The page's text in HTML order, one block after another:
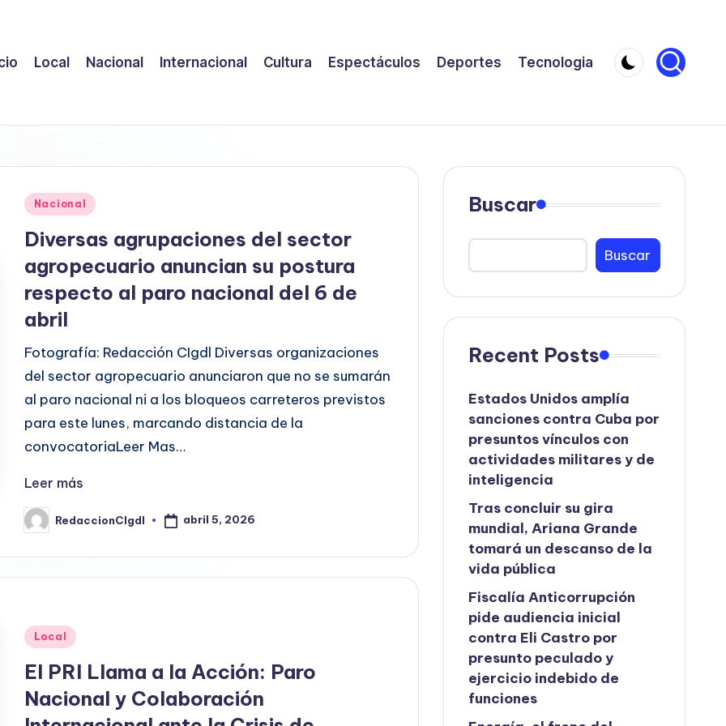
Local Nacional Internacional Cultura Espectáculos Deportes Tecnologia
Publicado
Nacional
Diversas agrupaciones del sector
agropecuario anuncian su postura
respecto al paro nacional del 6 de
abril
Fotografía: Redacción CIgdl Diversas organizaciones
del sector agropecuario anunciaron que no se sumarán
al paro nacional ni a los bloqueos carreteros previstos
para este lunes, marcando distancia de la
convocatoriaLeer Mas…
Leer más
Publicado
por
RedaccionCIgdl abril 5, 2026
Publicado
Local
El PRI Llama a la Acción: Paro
Nacional y Colaboración
Buscar
Buscar
Recent Posts
Estados Unidos amplía
sanciones contra Cuba por
presuntos vínculos con
actividades militares y de
inteligencia
Tras concluir su gira
mundial, Ariana Grande
tomará un descanso de la
vida pública
Fiscalía Anticorrupción
pide audiencia inicial
contra Eli Castro por
presunto peculado y
ejercicio indebido de
funciones